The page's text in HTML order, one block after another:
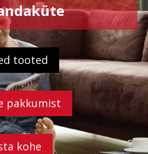
tooted
pakkumist
kohe